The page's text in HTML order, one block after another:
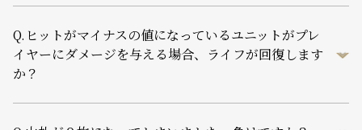
Q. ヒットがマイナスの値になっているユニットがプレ
イヤーにダメージを与える場合、ライフが回復します
か？